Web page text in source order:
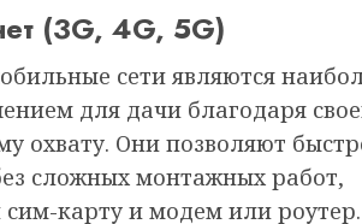
(3G, 4G, 5G)
сети являются
для дачи благодаря
охвату. Они позволяют
сложных монтажных работ,
сим-карту и модем или